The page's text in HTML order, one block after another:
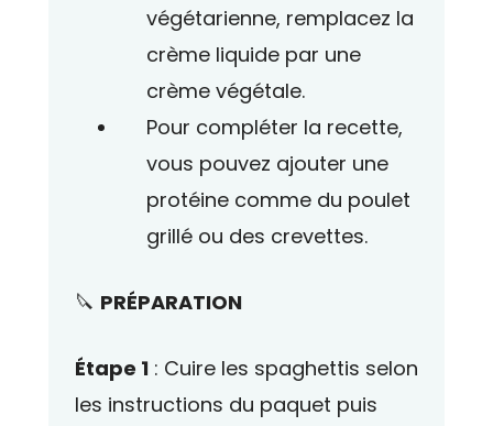
végétarienne, remplacez la
crème liquide par une
crème végétale.
Pour compléter la recette,
vous pouvez ajouter une
protéine comme du poulet
grillé ou des crevettes.
🔪 PRÉPARATION
Étape 1 : Cuire les spaghettis selon
les instructions du paquet puis